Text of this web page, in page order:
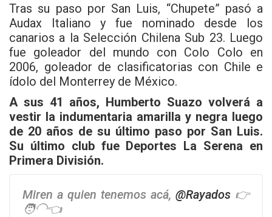
Tras su paso por San Luis, “Chupete” pasó a
Audax Italiano y fue nominado desde los
canarios a la Selección Chilena Sub 23. Luego
fue goleador del mundo con Colo Colo en
2006, goleador de clasificatorias con Chile e
ídolo del Monterrey de México.
A sus 41 años, Humberto Suazo volverá a
vestir la indumentaria amarilla y negra luego
de 20 años de su último paso por San Luis.
Su último club fue Deportes La Serena en
Primera División.
Miren a quien tenemos acá, @Rayados 👉
🧑‍🦲👈